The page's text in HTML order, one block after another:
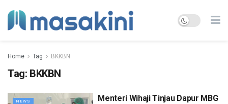
Home Tag BKKBN
Tag: BKKBN
NEWS
Menteri Wihaji Tinjau Dapur MBG